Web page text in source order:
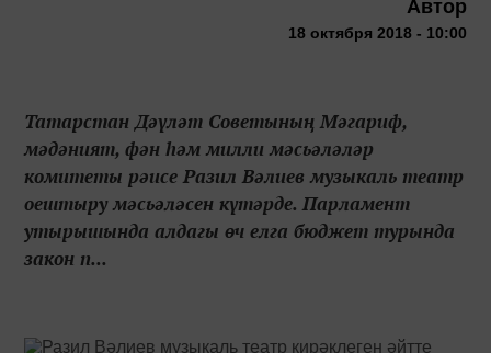
Автор
18 октября 2018 - 10:00
Татарстан Дәүләт Советының Мәгариф,
мәдәният, фән һәм милли мәсьәләләр
комитеты рәисе Разил Вәлиев музыкаль театр
оештыру мәсьәләсен күтәрде. Парламент
утырышында алдагы өч елга бюджет турында
закон п...